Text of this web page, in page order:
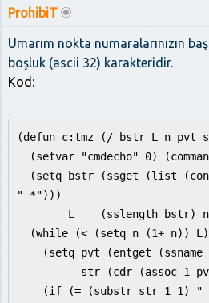
ProhibiT
Umarım nokta numaralarınızın
boşluk (ascii 32) karakteridir.
Kod:
(defun c:tmz (/ bstr L n pvt
(setvar "cmdecho" 0)
(setq bstr (ssget (list
" *")))
L (sslength bstr) n
(while (< (setq n (1+ n)) L)
(setq pvt (entget (ssname
str (cdr (assoc 1
(if (= (substr str 1 1) "